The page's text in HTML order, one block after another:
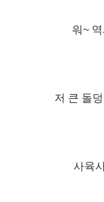
워~
저 큰 돌
사육